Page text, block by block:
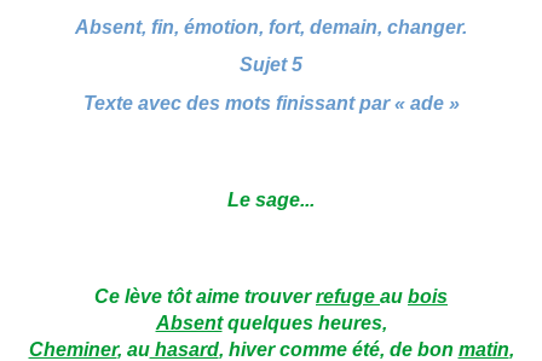
Absent, fin, émotion, fort, demain, changer.
Sujet 5
Texte avec des mots finissant par « ade »
Le sage...
Ce lève tôt aime trouverrefuge au bois
Absentquelques heures,
Cheminer, auhasard, hiver comme été, de bon matin,